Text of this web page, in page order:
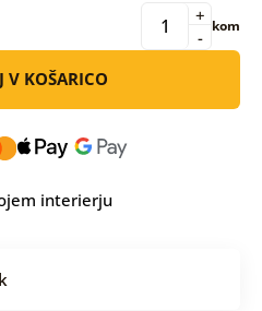
-
+ kom
V KOŠARICO
interierju